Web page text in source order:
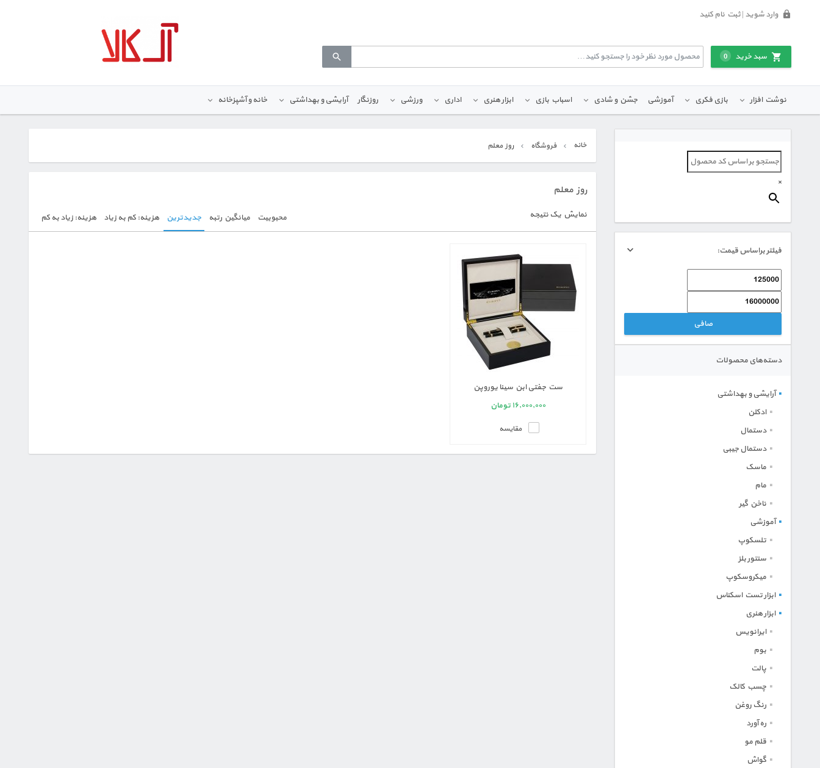
وارد شوید | ثبت نام کنید
سبد خرید 0
نوشت افزار بازی فکری آموزشی جشن و شادی اسباب بازی ابزار هنری اداری ورزشی روزنگار آرایشی و بهداشتی خانه و آشپزخانه
×
فیلتر براساس قیمت:
حداقل
قیمت
قيمت
صافی
دسته‌های محصولات
آرایشی و بهداشتی
ادکلن
دستمال
دستمال جیبی
ماسک
مام
ناخن گیر
آموزشی
تلسکوپ
سنتور بلز
میکروسکوپ
ابزار تست اسکناس
ابزار هنری
ایرانویس
بوم
پالت
چسب کالک
رنگ روغن
ره آورد
قلم مو
گواش
خانه فروشگاه روز معلم
روز معلم
نمایش یک نتیجه محبوبیت میانگین رتبه جدیدترین هزینه: کم به زیاد هزینه: زیاد به کم
ست جفتی ابن سینا یوروپن
۱۶,۰۰۰,۰۰۰ تومان
مقایسه